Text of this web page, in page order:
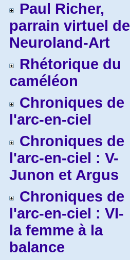
Paul Richer,
parrain virtuel de
Neuroland-Art
Rhétorique du
caméléon
Chroniques de
l'arc-en-ciel
Chroniques de
l'arc-en-ciel : V-
Junon et Argus
Chroniques de
l'arc-en-ciel : VI-
la femme à la
balance